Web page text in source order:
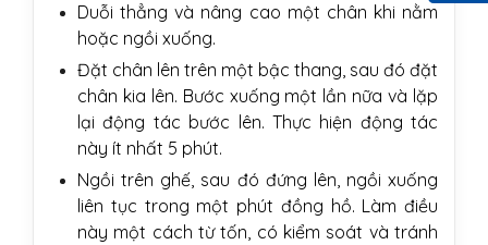
Duỗi thẳng và nâng cao một chân khi nằm
hoặc ngồi xuống.
Đặt chân lên trên một bậc thang, sau đó đặt
chân kia lên. Bước xuống một lần nữa và lặp
lại động tác bước lên. Thực hiện động tác
này ít nhất 5 phút.
Ngồi trên ghế, sau đó đứng lên, ngồi xuống
liên tục trong một phút đồng hồ. Làm điều
này một cách từ tốn, có kiểm soát và tránh